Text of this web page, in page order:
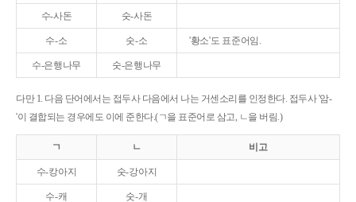
수-사돈 숫-사돈
수-소 숫-소 '황소'도 표준어임.
수-은행나무 숫-은행나무
다만 1. 다음 단어에서는 접두사 다음에서 나는 거센소리를 인정한다. 접두사 '암-
'이 결합되는 경우에도 이에 준한다.(ㄱ을 표준어로 삼고, ㄴ을 버림.)
ㄱ ㄴ 비고
수-캉아지 숫-강아지
수-캐 숫-개